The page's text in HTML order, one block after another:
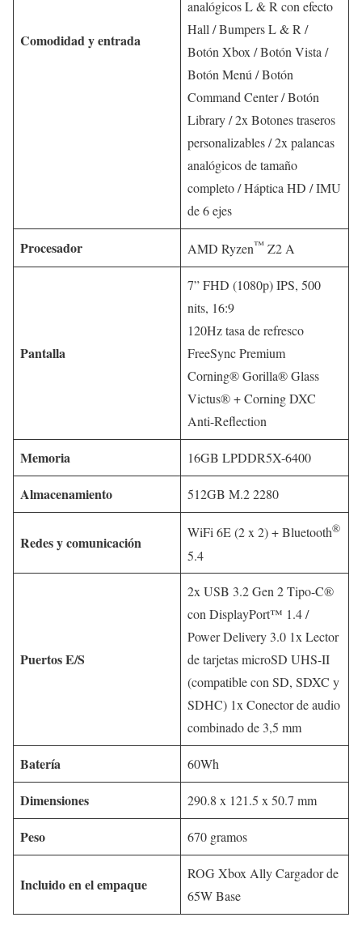
Comodidad y entrada
analógicos L & R con efecto
Hall / Bumpers L & R /
Botón Xbox / Botón Vista /
Botón Menú / Botón
Command Center / Botón
Library / 2x Botones traseros
personalizables / 2x palancas
analógicos de tamaño
completo / Háptica HD / IMU
de 6 ejes
Procesador AMD Ryzen™ Z2 A
Pantalla
7” FHD (1080p) IPS, 500
nits, 16:9
120Hz tasa de refresco
FreeSync Premium
Corning® Gorilla® Glass
Victus® + Corning DXC
Anti-Reflection
Memoria 16GB LPDDR5X-6400
Almacenamiento 512GB M.2 2280
Redes y comunicación
WiFi 6E (2 x 2) + Bluetooth®
5.4
Puertos E/S
2x USB 3.2 Gen 2 Tipo-C®
con DisplayPort™ 1.4 /
Power Delivery 3.0 1x Lector
de tarjetas microSD UHS-II
(compatible con SD, SDXC y
SDHC) 1x Conector de audio
combinado de 3,5 mm
Batería 60Wh
Dimensiones 290.8 x 121.5 x 50.7 mm
Peso 670 gramos
Incluido en el empaque
ROG Xbox Ally Cargador de
65W Base